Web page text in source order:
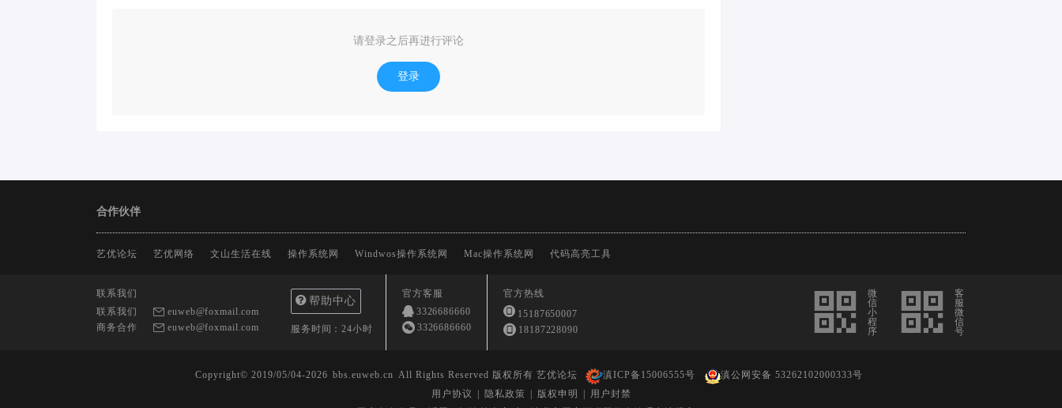
请登录之后再进行评论
登录
合作伙伴
艺优论坛 艺优网络 文山生活在线 操作系统网 Windwos操作系统网 Mac操作系统网 代码高亮工具
联系我们
联系我们
euweb@foxmail.com
商务合作
euweb@foxmail.com
帮助中心
服务时间：24小时
官方客服
3326686660
3326686660
官方热线
15187650007
18187228090
客
服
微
信
号
微
信
小
程
序
Copyright© 2019/05/04-2026 bbs.euweb.cn All Rights Reserved 版权所有 艺优论坛 滇ICP备15006555号
滇公网安备 53262102000333号
用户协议
| 隐私政策 | 版权申明 | 用户封禁